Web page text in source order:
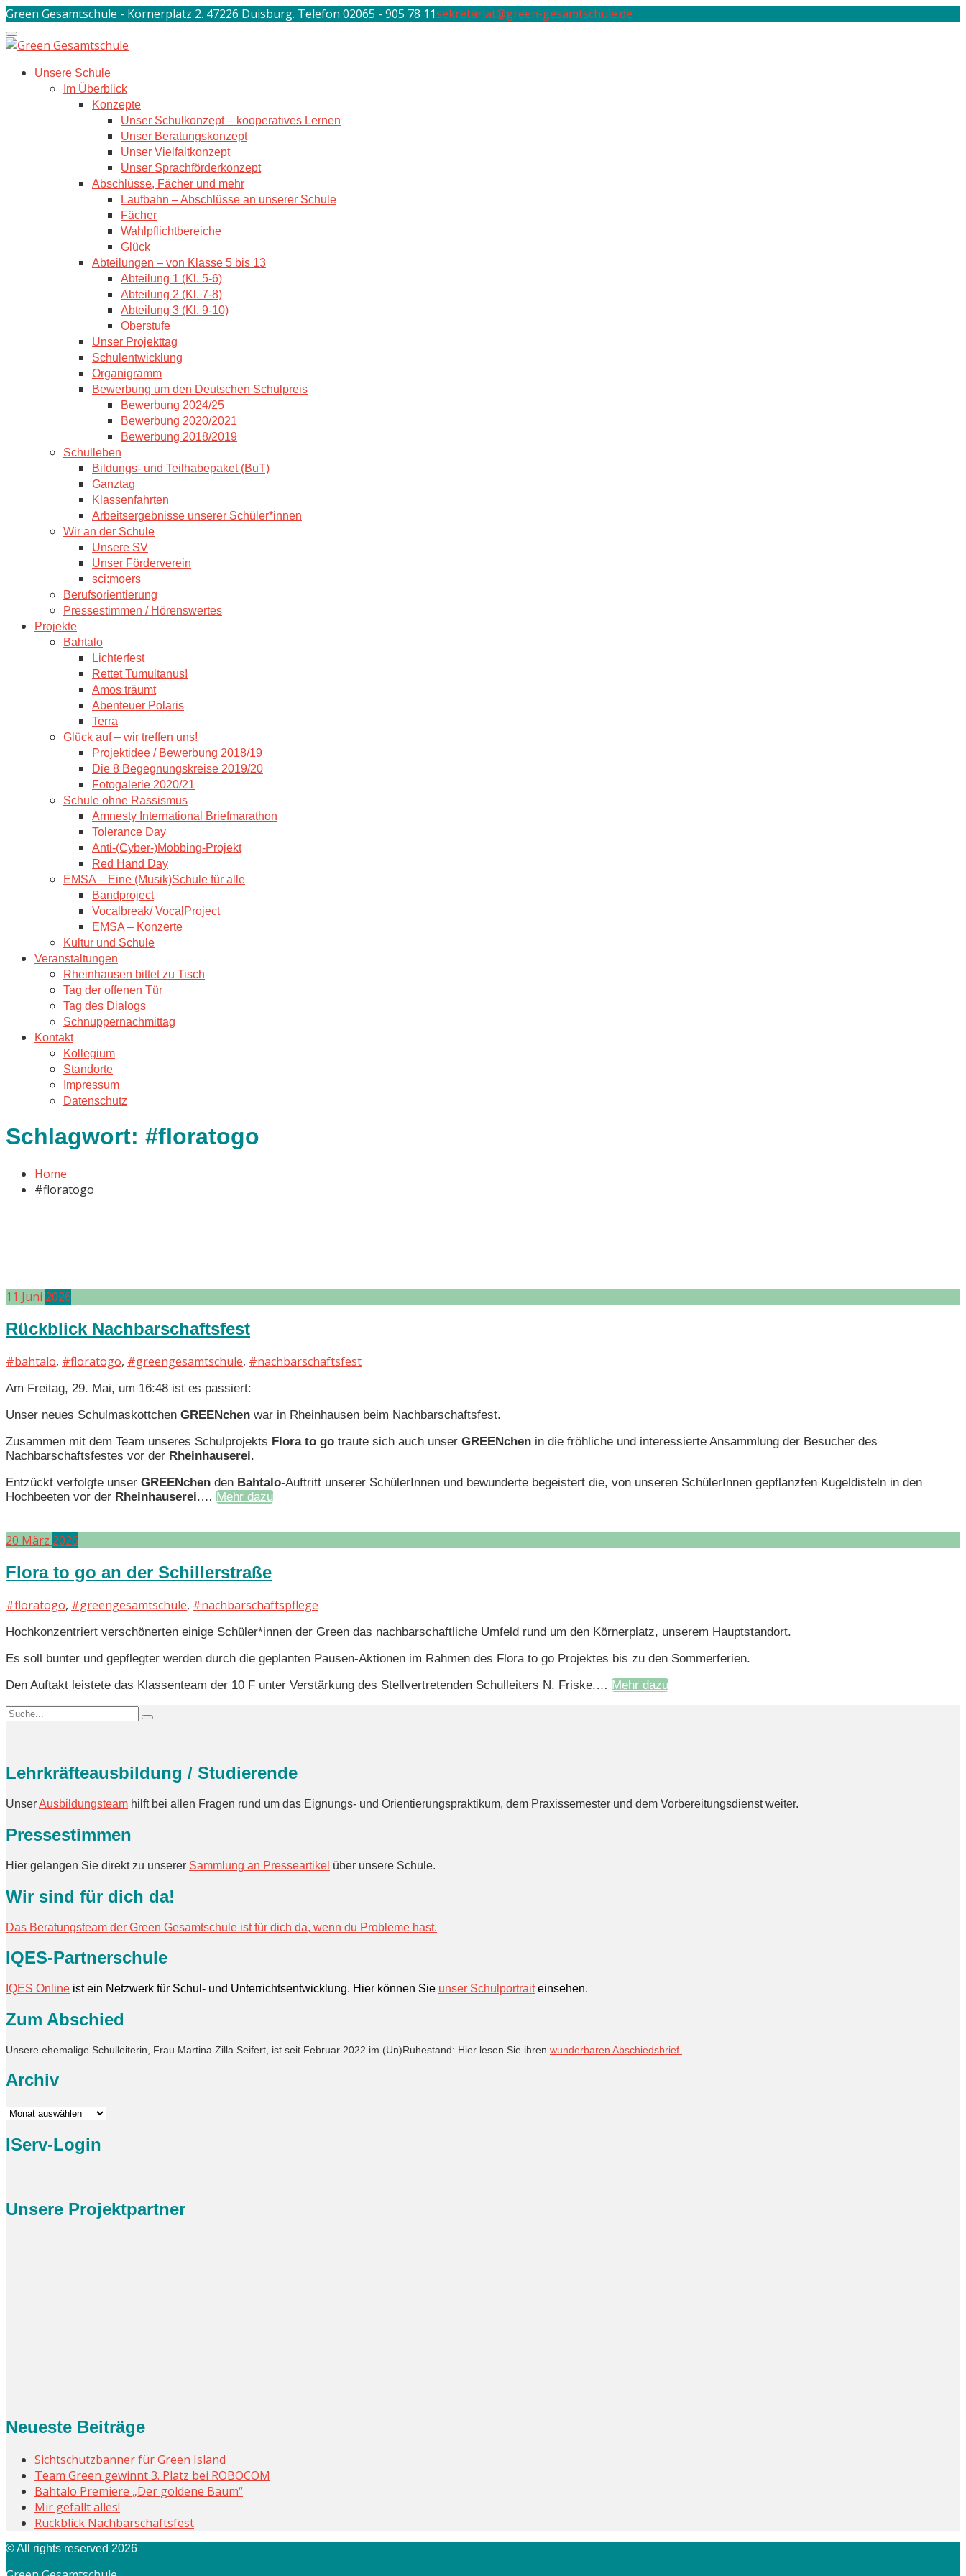
Skip
to
content
Green Gesamtschule - Körnerplatz 2. 47226 Duisburg. Telefon 02065 - 905 78 11sekretariat@green-gesamtschule.de
Unsere Schule
Im Überblick
Konzepte
Unser Schulkonzept – kooperatives Lernen
Unser Beratungskonzept
Unser Vielfaltkonzept
Unser Sprachförderkonzept
Abschlüsse, Fächer und mehr
Laufbahn – Abschlüsse an unserer Schule
Fächer
Wahlpflichtbereiche
Glück
Abteilungen – von Klasse 5 bis 13
Abteilung 1 (Kl. 5-6)
Abteilung 2 (Kl. 7-8)
Abteilung 3 (Kl. 9-10)
Oberstufe
Unser Projekttag
Schulentwicklung
Organigramm
Bewerbung um den Deutschen Schulpreis
Bewerbung 2024/25
Bewerbung 2020/2021
Bewerbung 2018/2019
Schulleben
Bildungs- und Teilhabepaket (BuT)
Ganztag
Klassenfahrten
Arbeitsergebnisse unserer Schüler*innen
Wir an der Schule
Unsere SV
Unser Förderverein
sci:moers
Berufsorientierung
Pressestimmen / Hörenswertes
Projekte
Bahtalo
Lichterfest
Rettet Tumultanus!
Amos träumt
Abenteuer Polaris
Terra
Glück auf – wir treffen uns!
Projektidee / Bewerbung 2018/19
Die 8 Begegnungskreise 2019/20
Fotogalerie 2020/21
Schule ohne Rassismus
Amnesty International Briefmarathon
Tolerance Day
Anti-(Cyber-)Mobbing-Projekt
Red Hand Day
EMSA – Eine (Musik)Schule für alle
Bandproject
Vocalbreak/ VocalProject
EMSA – Konzerte
Kultur und Schule
Veranstaltungen
Rheinhausen bittet zu Tisch
Tag der offenen Tür
Tag des Dialogs
Schnuppernachmittag
Kontakt
Kollegium
Standorte
Impressum
Datenschutz
Schlagwort: #floratogo
Home
#floratogo
11 Juni 2026
Rückblick Nachbarschaftsfest
#bahtalo, #floratogo, #greengesamtschule, #nachbarschaftsfest
Am Freitag, 29. Mai, um 16:48 ist es passiert:
Unser neues Schulmaskottchen GREENchen war in Rheinhausen beim Nachbarschaftsfest.
Zusammen mit dem Team unseres Schulprojekts Flora to go traute sich auch unser GREENchen in die fröhliche und interessierte Ansammlung der Besucher des
Nachbarschaftsfestes vor der Rheinhauserei.
Entzückt verfolgte unser GREENchen den Bahtalo-Auftritt unserer SchülerInnen und bewunderte begeistert die, von unseren SchülerInnen gepflanzten Kugeldisteln in den
Hochbeeten vor der Rheinhauserei.… Mehr dazu
20 März 2026
Flora to go an der Schillerstraße
#floratogo, #greengesamtschule, #nachbarschaftspflege
Hochkonzentriert verschönerten einige Schüler*innen der Green das nachbarschaftliche Umfeld rund um den Körnerplatz, unserem Hauptstandort.
Es soll bunter und gepflegter werden durch die geplanten Pausen-Aktionen im Rahmen des Flora to go Projektes bis zu den Sommerferien.
Den Auftakt leistete das Klassenteam der 10 F unter Verstärkung des Stellvertretenden Schulleiters N. Friske.… Mehr dazu
Lehrkräfteausbildung / Studierende
UnserAusbildungsteam hilft bei allen Fragen rund um das Eignungs- und Orientierungspraktikum, dem Praxissemester und dem Vorbereitungsdienst weiter.
Pressestimmen
Hier gelangen Sie direkt zu unserer Sammlung an Presseartikel über unsere Schule.
Wir sind für dich da!
Das Beratungsteam der Green Gesamtschule ist für dich da, wenn du Probleme hast.
IQES-Partnerschule
IQES Online ist ein Netzwerk für Schul- und Unterrichtsentwicklung. Hier können Sie unser Schulportraiteinsehen.
Zum Abschied
Unsere ehemalige Schulleiterin, Frau Martina Zilla Seifert, ist seit Februar 2022 im (Un)Ruhestand: Hier lesen Sie ihren wunderbaren Abschiedsbrief.
Archiv
Archiv
IServ-Login
Unsere Projektpartner
Neueste Beiträge
Sichtschutzbanner für Green Island
Team Green gewinnt 3. Platz bei ROBOCOM
Bahtalo Premiere „Der goldene Baum“
Mir gefällt alles!
Rückblick Nachbarschaftsfest
© All rights reserved 2026